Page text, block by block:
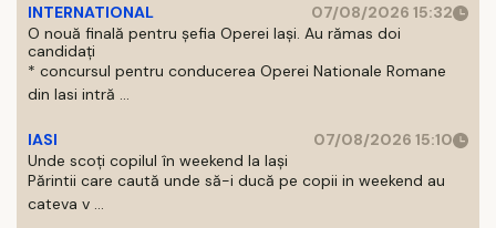
INTERNATIONAL
07/08/2026 15:32
O nouă finală pentru șefia Operei Iași. Au rămas doi
candidați
* concursul pentru conducerea Operei Nationale Romane
din Iasi intră ...
IASI
07/08/2026 15:10
Unde scoți copilul în weekend la Iași
Părintii care caută unde să-i ducă pe copii in weekend au
cateva v ...